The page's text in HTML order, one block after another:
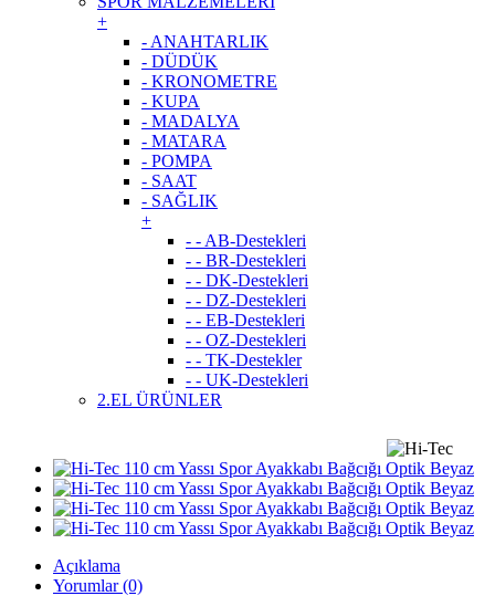
+
- ANAHTARLIK
- DÜDÜK
- KRONOMETRE
- KUPA
- MADALYA
- MATARA
- POMPA
- SAAT
- SAĞLIK
+
- - AB-Destekleri
- - BR-Destekleri
- - DK-Destekleri
- - DZ-Destekleri
- - EB-Destekleri
- - OZ-Destekleri
- - TK-Destekler
- - UK-Destekleri
2.EL ÜRÜNLER
Açıklama
Yorumlar (0)